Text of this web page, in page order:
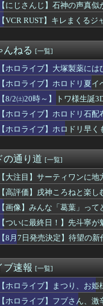
【にじさんじ】石神の声真
【VCR RUST】キレまくる
んねる [一覧]
【ホロライブ】大塚製薬に
【ホロライブ】ホロドリ夏
【8/2㈯20時～】トワ様生誕
【ホロライブ】ホロドリ石配
【ホロライブ】ホロドリ早
の通り道 [一覧]
【大注目】サーティワンに
ころ満載の“31ポケ夏！”キ
【高評価】戌神ころねと楽
【画像】みんな「葛葉」っ
【ついに最終日！】先斗寧
【8月7日発売決定】待望の
ブ速報 [一覧]
【ホロライブ】まつり、お
【ホロライブ】フブさん、